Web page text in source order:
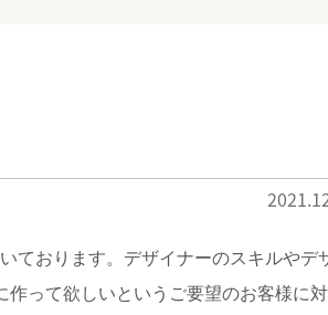
ております。デザイナーのスキルやデ
って欲しいというご要望のお客様に